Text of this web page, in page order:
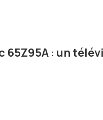
65Z95A : un